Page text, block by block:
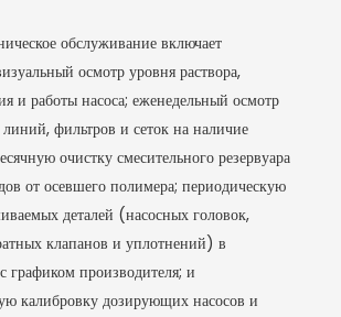
обслуживание включает
осмотр уровня раствора,
и работы насоса; еженедельный осмотр
фильтров и сеток на наличие
очистку смесительного резервуара
от осевшего полимера; периодическую
деталей (насосных головок,
клапанов и уплотнений) в
графиком производителя; и
калибровку дозирующих насосов и